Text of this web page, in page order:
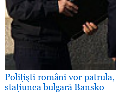
Poliţişti români vor
staţiunea bulgară Bansko